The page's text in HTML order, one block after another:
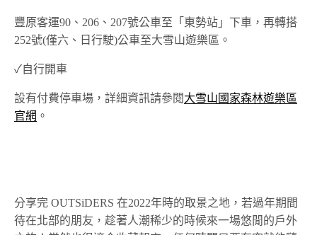
豐原客運90、206、207號公車至「東勢站」下車，再轉搭
252號(僅六、日行駛)公車至大雪山遊樂區。
✓自行開車
設有付費停車場，詳細資訊請參閱大雪山國家森林遊樂區
官網 。
分享完 OUTSiDERS 在2022年時的取景之地，若過年期間
待在北部的朋友，趁著人潮稀少的時候來一場悠閒的戶外